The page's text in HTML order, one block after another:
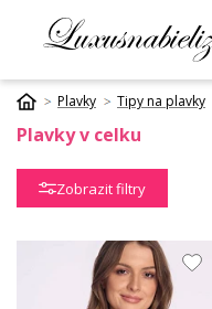
Plavky Tipy na plavky
Plavky v celku
Zobrazit filtry